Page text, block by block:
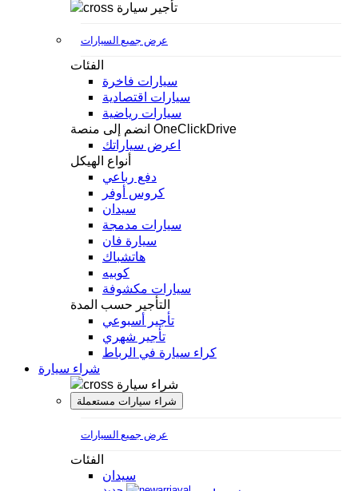
تأجير سيارة
عرض جميع السيارات
الفئات
سيارات فاخرة
سيارات اقتصادية
سيارات رياضية
انضم إلى منصة OneClickDrive
اعرض سياراتك
أنواع الهيكل
دفع رباعي
كروس أوفر
سيدان
سيارات مدمجة
سيارة فان
هاتشباك
كوبيه
سيارات مكشوفة
التأجير حسب المدة
تأجير أسبوعي
تأجير شهري
كراء سيارة في الرباط
شراء سيارة
شراء سيارة
شراء سيارات مستعملة
عرض جميع السيارات
الفئات
سيدان